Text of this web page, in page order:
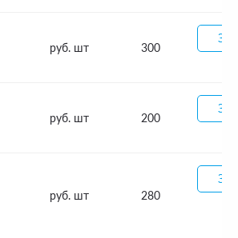
руб. шт 300
руб. шт 200
руб. шт 280